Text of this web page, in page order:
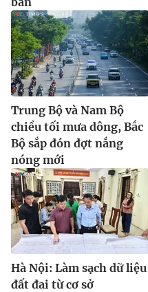
Trung Bộ và Nam Bộ
chiều tối mưa dông, Bắc
Bộ sắp đón đợt nắng
nóng mới
Hà Nội: Làm sạch dữ liệu
đất đai từ cơ sở